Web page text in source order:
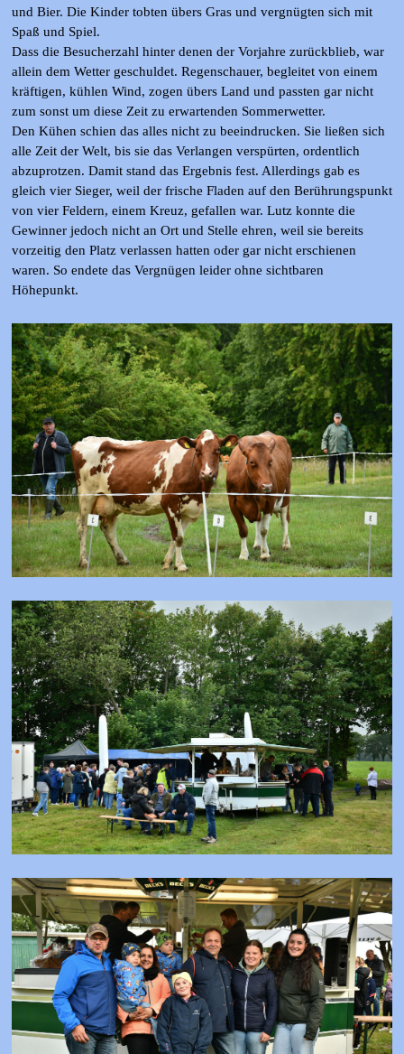
und Bier. Die Kinder tobten übers Gras und vergnügten sich mit
Spaß und Spiel.
Dass die Besucherzahl hinter denen der Vorjahre zurückblieb, war
allein dem Wetter geschuldet. Regenschauer, begleitet von einem
kräftigen, kühlen Wind, zogen übers Land und passten gar nicht
zum sonst um diese Zeit zu erwartenden Sommerwetter.
Den Kühen schien das alles nicht zu beeindrucken. Sie ließen sich
alle Zeit der Welt, bis sie das Verlangen verspürten, ordentlich
abzuprotzen. Damit stand das Ergebnis fest. Allerdings gab es
gleich vier Sieger, weil der frische Fladen auf den Berührungspunkt
von vier Feldern, einem Kreuz, gefallen war. Lutz konnte die
Gewinner jedoch nicht an Ort und Stelle ehren, weil sie bereits
vorzeitig den Platz verlassen hatten oder gar nicht erschienen
waren. So endete das Vergnügen leider ohne sichtbaren
Höhepunkt.